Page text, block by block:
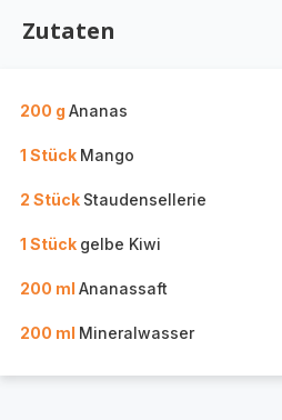
Zutaten
200 g Ananas
1 Stück Mango
2 Stück Staudensellerie
1 Stück gelbe Kiwi
200 ml Ananassaft
200 ml Mineralwasser